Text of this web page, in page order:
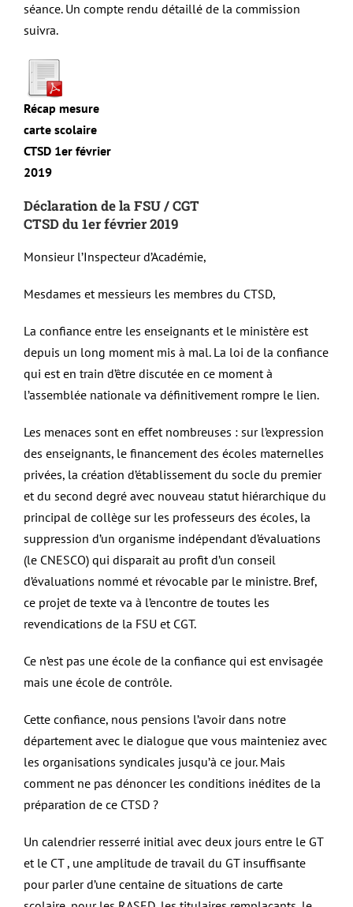
séance. Un compte rendu détaillé de la commission
suivra.
Récap mesure
carte scolaire
CTSD 1er février
2019
Déclaration de la FSU / CGT
CTSD du 1er février 2019
Monsieur l’Inspecteur d’Académie,
Mesdames et messieurs les membres du CTSD,
La confiance entre les enseignants et le ministère est
depuis un long moment mis à mal. La loi de la confiance
qui est en train d’être discutée en ce moment à
l’assemblée nationale va définitivement rompre le lien.
Les menaces sont en effet nombreuses : sur l’expression
des enseignants, le financement des écoles maternelles
privées, la création d’établissement du socle du premier
et du second degré avec nouveau statut hiérarchique du
principal de collège sur les professeurs des écoles, la
suppression d’un organisme indépendant d’évaluations
(le CNESCO) qui disparait au profit d’un conseil
d’évaluations nommé et révocable par le ministre. Bref,
ce projet de texte va à l’encontre de toutes les
revendications de la FSU et CGT.
Ce n’est pas une école de la confiance qui est envisagée
mais une école de contrôle.
Cette confiance, nous pensions l’avoir dans notre
département avec le dialogue que vous mainteniez avec
les organisations syndicales jusqu’à ce jour. Mais
comment ne pas dénoncer les conditions inédites de la
préparation de ce CTSD ?
Un calendrier resserré initial avec deux jours entre le GT
et le CT , une amplitude de travail du GT insuffisante
pour parler d’une centaine de situations de carte